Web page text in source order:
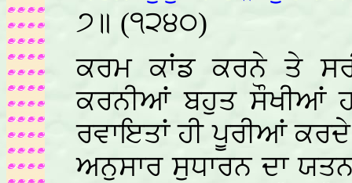
੭॥ (੧੨੪੦)
ਕਰਮ ਕਾਂਡ ਕਰਨੇ ਤੇ
ਕਰਨੀਆਂ ਬਹੁਤ ਸੌਖੀਆਂ
ਰਵਾਇਤਾਂ ਹੀ ਪੂਰੀਆਂ
ਅਨੁਸਾਰ ਸੁਧਾਰਨ ਦਾ